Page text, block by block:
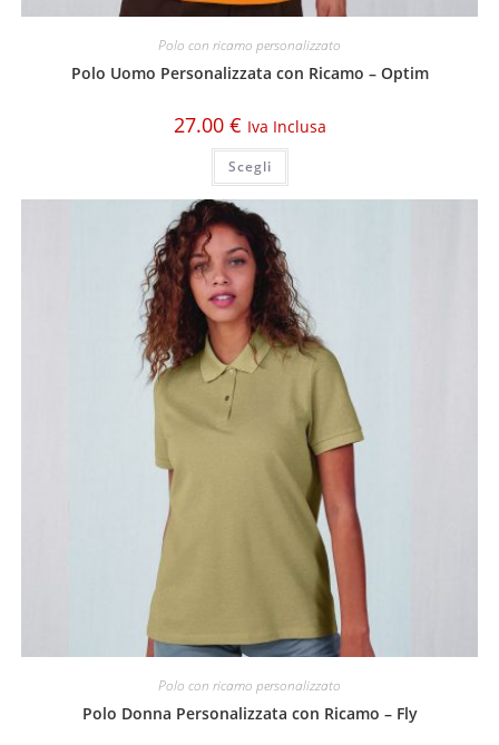
Polo con ricamo personalizzato
Polo Uomo Personalizzata con Ricamo – Optim
27.00 € Iva Inclusa
Scegli
Polo con ricamo personalizzato
Polo Donna Personalizzata con Ricamo – Fly